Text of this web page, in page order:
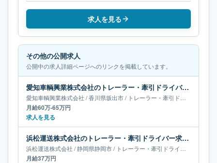
求人を見る
その他の公開求人
公開中の求人詳細ページへのリンクを掲載しています。
愛知車輌興業株式会社のトレーラー・牽引ドライバー求人｜香川県坂出市｜月給60万-65万円
愛知車輌興業株式会社 /香川県坂出市/ トレーラー・牽引ドライバー
月給60万-65万円
求人を見る
浜松運送株式会社のトレーラー・牽引ドライバー求人｜静岡県静岡市｜月給37万円
浜松運送株式会社 /静岡県静岡市/ トレーラー・牽引ドライバー
月給37万円